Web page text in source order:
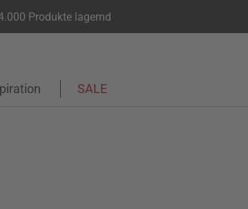
Produkte lagernd
SALE